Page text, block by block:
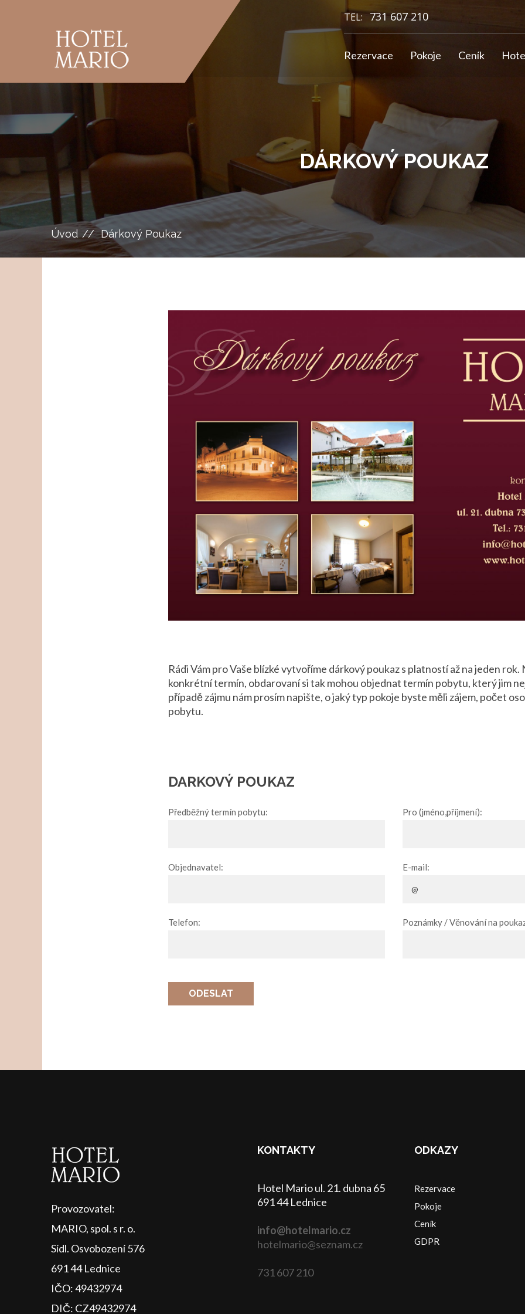
TEL: 731 607 210
Rezervace Pokoje Ceník
DÁRKOVÝ POUKAZ
Úvod Dárkový Poukaz
Rádi Vám pro Vaše blízké vytvoříme dárkový poukaz s platností až na jeden
konkrétní termín, obdarovaní si tak mohou objednat termín pobytu, který jim
případě zájmu nám prosím napište, o jaký typ pokoje byste měli zájem, počet
pobytu.
DARKOVÝ POUKAZ
Předběžný termín pobytu: Pro (jméno,příjmení):
Objednavatel: E-mail:
Telefon: Poznámky / Věnování na
ODESLAT
Provozovatel:
MARIO, spol. s r. o.
Sídl. Osvobození 576
691 44 Lednice
IČO: 49432974
DIČ: CZ49432974
KONTAKTY
Hotel Mario ul. 21. dubna 65
691 44 Lednice
info@hotelmario.cz
hotelmario@seznam.cz
731 607 210
ODKAZY
Rezervace
Pokoje
Ceník
GDPR